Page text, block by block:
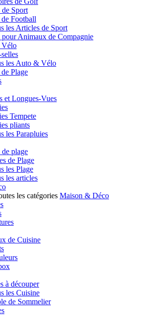
Sport
Football
les Articles de Sport
Animaux de Compagnie
les Auto & Vélo
Plage
et Longues-Vues
Tempete
pliants
les Parapluies
de plage
de Plage
les Plage
les articles
les catégories Maison & Déco
de Cuisine
à découper
les Cuisine
de Sommelier